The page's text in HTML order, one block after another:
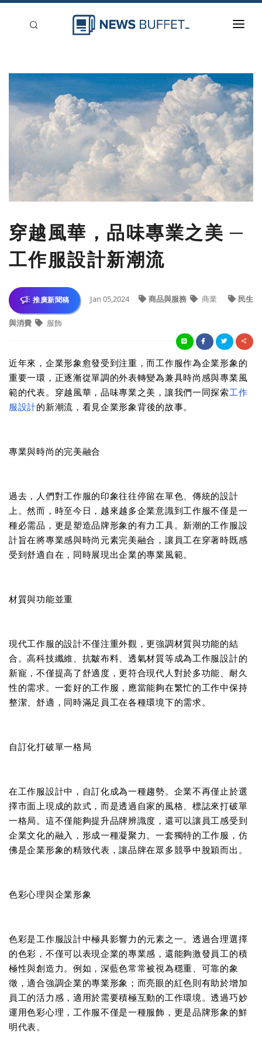
新聞稿分類
登入
刊登
穿越風華，品味專業之美 ─
工作服設計新潮流
推廣新聞稿 Jan 05,2024 商品與服務 商業 民生
與消費 服飾
近年來，企業形象愈發受到注重，而工作服作為企業形象的
重要一環，正逐漸從單調的外表轉變為兼具時尚感與專業風
範的代表。穿越風華，品味專業之美，讓我們一同探索工作
服設計的新潮流，看見企業形象背後的故事。
專業與時尚的完美融合
過去，人們對工作服的印象往往停留在單色、傳統的設計
上。然而，時至今日，越來越多企業意識到工作服不僅是一
種必需品，更是塑造品牌形象的有力工具。新潮的工作服設
計旨在將專業感與時尚元素完美融合，讓員工在穿著時既感
受到舒適自在，同時展現出企業的專業風範。
材質與功能並重
現代工作服的設計不僅注重外觀，更強調材質與功能的結
合。高科技纖維、抗皺布料、透氣材質等成為工作服設計的
新寵，不僅提高了舒適度，更符合現代人對於多功能、耐久
性的需求。一套好的工作服，應當能夠在繁忙的工作中保持
整潔、舒適，同時滿足員工在各種環境下的需求。
自訂化打破單一格局
在工作服設計中，自訂化成為一種趨勢。企業不再僅止於選
擇市面上現成的款式，而是透過自家的風格、標誌來打破單
一格局。這不僅能夠提升品牌辨識度，還可以讓員工感受到
企業文化的融入，形成一種凝聚力。一套獨特的工作服，仿
佛是企業形象的精致代表，讓品牌在眾多競爭中脫穎而出。
色彩心理與企業形象
色彩是工作服設計中極具影響力的元素之一。透過合理選擇
的色彩，不僅可以表現企業的專業感，還能夠激發員工的積
極性與創造力。例如，深藍色常常被視為穩重、可靠的象
徵，適合強調企業的專業形象；而亮眼的紅色則有助於增加
員工的活力感，適用於需要積極互動的工作環境。透過巧妙
運用色彩心理，工作服不僅是一種服飾，更是品牌形象的鮮
明代表。